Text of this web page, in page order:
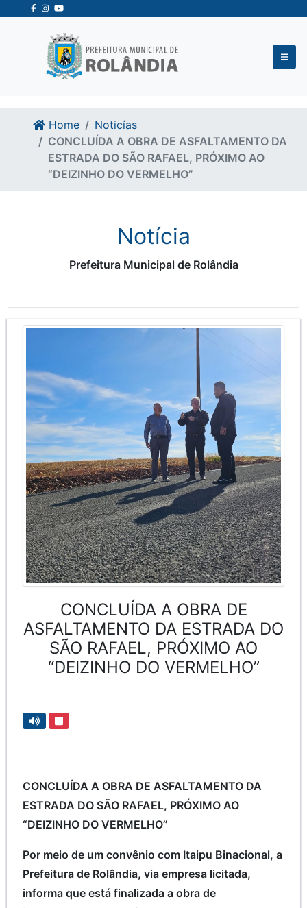
Ir para o conteudo
Ir para o fim do conteudo
Home
Noticías
CONCLUÍDA A OBRA DE ASFALTAMENTO DA
ESTRADA DO SÃO RAFAEL, PRÓXIMO AO
“DEIZINHO DO VERMELHO”
Notícia
Prefeitura Municipal de Rolândia
CONCLUÍDA A OBRA DE
ASFALTAMENTO DA ESTRADA DO
SÃO RAFAEL, PRÓXIMO AO
“DEIZINHO DO VERMELHO”
CONCLUÍDA A OBRA DE ASFALTAMENTO DA
ESTRADA DO SÃO RAFAEL, PRÓXIMO AO
“DEIZINHO DO VERMELHO”
Por meio de um convênio com Itaipu Binacional, a
Prefeitura de Rolândia, via empresa licitada,
informa que está finalizada a obra de